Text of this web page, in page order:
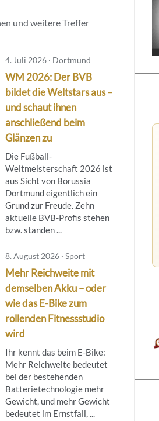
und weitere Treffer
4. Juli 2026 · Dortmund
WM 2026: Der BVB
bildet die Weltstars aus –
und schaut ihnen
anschließend beim
Glänzen zu
Die Fußball-
Weltmeisterschaft 2026 ist
aus Sicht von Borussia
Dortmund eigentlich ein
Grund zur Freude. Zehn
aktuelle BVB-Profis stehen
bzw. standen ...
8. August 2026 · Sport
Mehr Reichweite mit
demselben Akku – oder
wie das E-Bike zum
rollenden Fitnessstudio
wird
Ihr kennt das beim E-Bike:
Mehr Reichweite bedeutet
bei der bestehenden
Batterietechnologie mehr
Gewicht, und mehr Gewicht
bedeutet im Ernstfall, ...